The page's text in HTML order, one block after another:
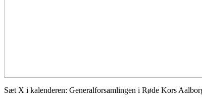
Sæt X i kalenderen: Generalforsamlingen i Røde Kors